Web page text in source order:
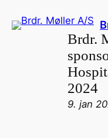
Brdr.
2024
9. jan